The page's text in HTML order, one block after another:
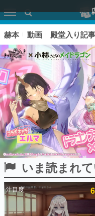
ピックアッ
電ファミのいま読まれて
赫本 動画 殿堂入り記事
いま読まれ
注目度